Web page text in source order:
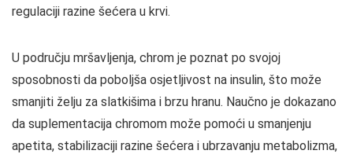
regulaciji razine šećera u krvi.
U području mršavljenja, chrom je poznat po svojoj
sposobnosti da poboljša osjetljivost na insulin, što može
smanjiti želju za slatkišima i brzu hranu. Naučno je dokazano
da suplementacija chromom može pomoći u smanjenju
apetita, stabilizaciji razine šećera i ubrzavanju metabolizma,